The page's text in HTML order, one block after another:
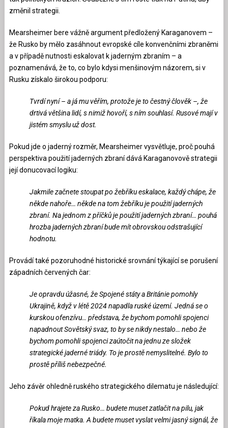
změnil strategii.
Mearsheimer bere vážně argument předložený Karaganovem –
že Rusko by mělo zasáhnout evropské cíle konvenčními zbraněmi
a v případě nutnosti eskalovat k jaderným zbraním – a
poznamenává, že to, co bylo kdysi menšinovým názorem, si v
Rusku získalo širokou podporu:
Tvrdí nyní – a já mu věřím, protože je to čestný člověk –, že
drtivá většina lidí, s nimiž hovoří, s ním souhlasí. Rusové mají v
jistém smyslu už dost.
Pokud jde o jaderný rozměr, Mearsheimer vysvětluje, proč pouhá
perspektiva použití jaderných zbraní dává Karaganovově strategii
její donucovací logiku:
Jakmile začnete stoupat po žebříku eskalace, každý chápe, že
někde nahoře… někde na tom žebříku je použití jaderných
zbraní. Na jednom z příčků je použití jaderných zbraní… pouhá
hrozba jaderných zbraní bude mít obrovskou odstrašující
hodnotu.
Provádí také pozoruhodné historické srovnání týkající se porušení
západních červených čar:
Je opravdu úžasné, že Spojené státy a Británie pomohly
Ukrajině, když v létě 2024 napadla ruské území. Jedná se o
kurskou ofenzívu… představa, že bychom pomohli spojenci
napadnout Sovětský svaz, to by se nikdy nestalo… nebo že
bychom pomohli spojenci zaútočit na jednu ze složek
strategické jaderné triády. To je prostě nemyslitelné. Bylo to
prostě příliš nebezpečné.
Jeho závěr ohledně ruského strategického dilematu je následující:
Pokud hrajete za Rusko… budete muset zatlačit na pilu, jak
říkala moje matka. A budete muset vyslat velmi jasný signál, že